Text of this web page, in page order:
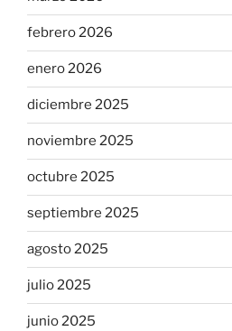
febrero 2026
enero 2026
diciembre 2025
noviembre 2025
octubre 2025
septiembre 2025
agosto 2025
julio 2025
junio 2025